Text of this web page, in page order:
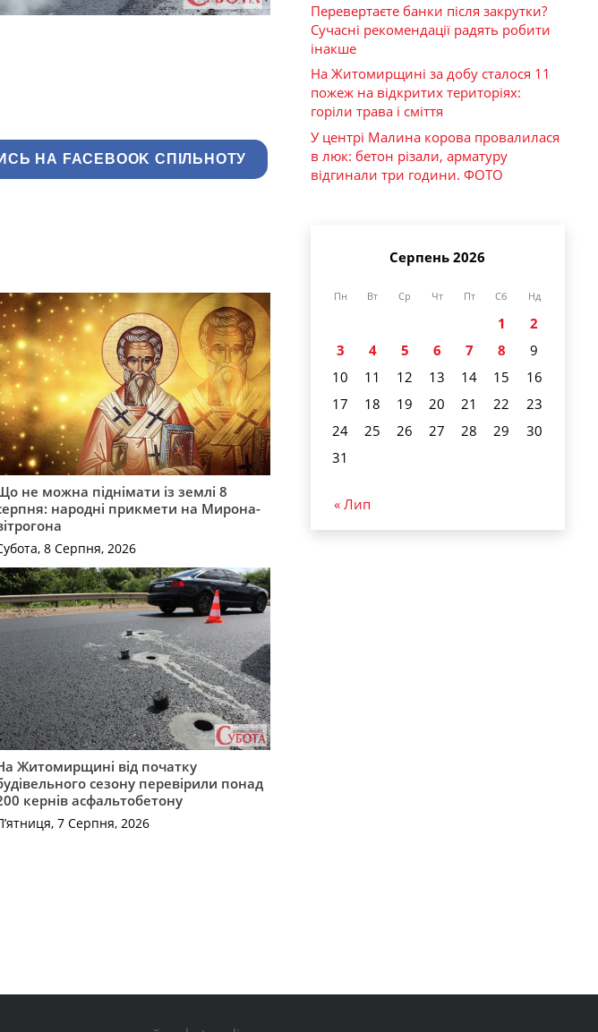
НА FACEBOOK СПІЛЬНОТУ
не можна піднімати із землі 8
народні прикмети на Мирона-
8 Серпня, 2026
Житомирщині від початку
сезону перевірили понад
кернів асфальтобетону
7 Серпня, 2026
Перевертаєте банки після закрутки?
Сучасні рекомендації радять робити
інакше
На Житомирщині за добу сталося 11
пожеж на відкритих територіях:
горіли трава і сміття
У центрі Малина корова провалилася
в люк: бетон різали, арматуру
відгинали три години. ФОТО
Серпень 2026
Пн Вт Ср Чт Пт Сб Нд
1
2
3
4 5 6 7 8
9
10
11 12 13 14 15
16
17
18 19 20 21 22
23
24
25 26 27 28 29
30
31
« Лип